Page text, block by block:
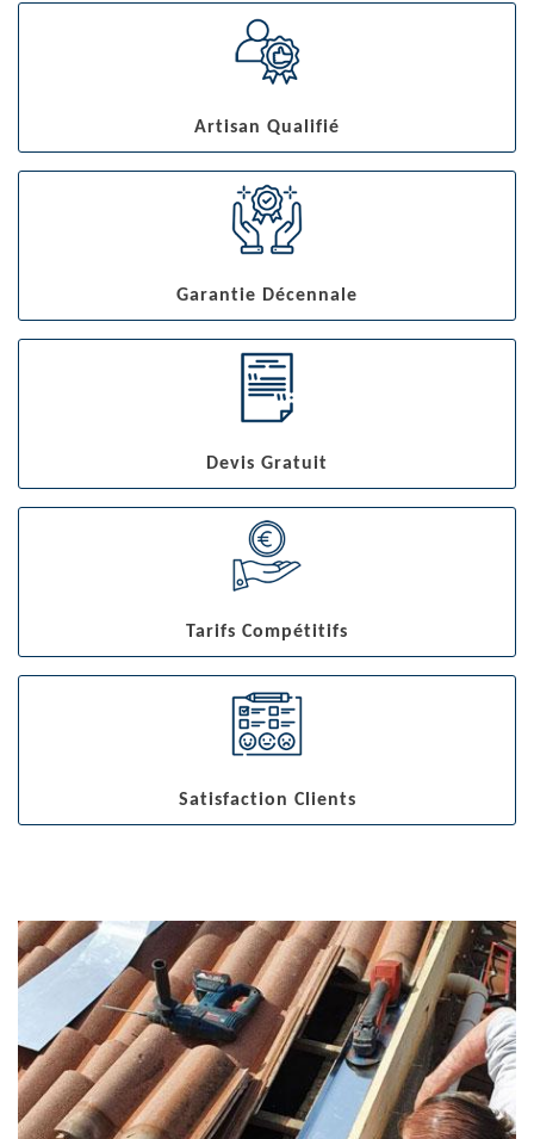
Artisan Qualifié
Garantie Décennale
Devis Gratuit
Tarifs Compétitifs
Satisfaction Clients